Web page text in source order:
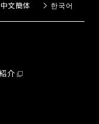
中文簡体 한국어
介